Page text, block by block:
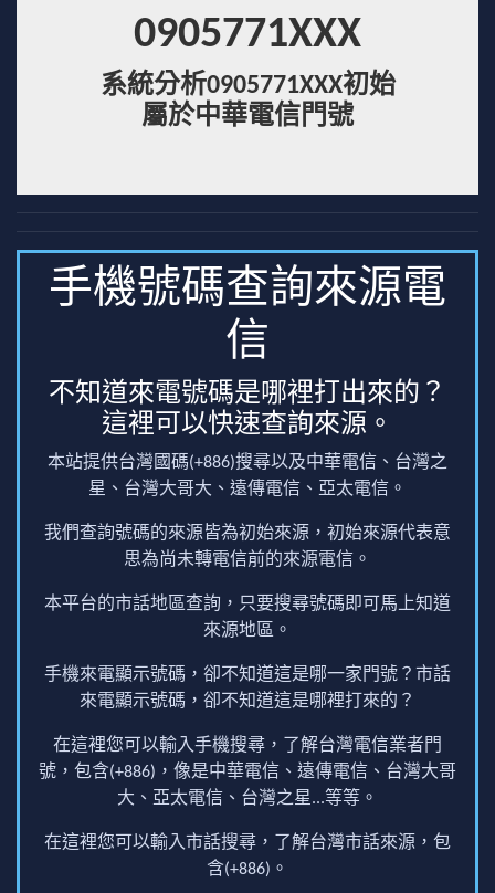
0905771XXX
系統分析0905771XXX初始
屬於中華電信門號
手機號碼查詢來源電
信
不知道來電號碼是哪裡打出來的？
這裡可以快速查詢來源。
本站提供台灣國碼(+886)搜尋以及中華電信、台灣之
星、台灣大哥大、遠傳電信、亞太電信。
我們查詢號碼的來源皆為初始來源，初始來源代表意
思為尚未轉電信前的來源電信。
本平台的市話地區查詢，只要搜尋號碼即可馬上知道
來源地區。
手機來電顯示號碼，卻不知道這是哪一家門號？市話
來電顯示號碼，卻不知道這是哪裡打來的？
在這裡您可以輸入手機搜尋，了解台灣電信業者門
號，包含(+886)，像是中華電信、遠傳電信、台灣大哥
大、亞太電信、台灣之星...等等。
在這裡您可以輸入市話搜尋，了解台灣市話來源，包
含(+886)。